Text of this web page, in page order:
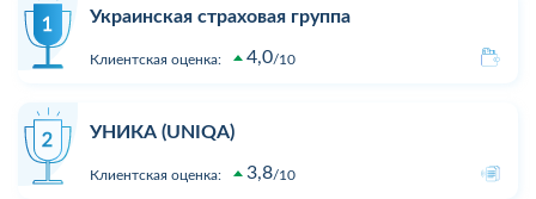
Украинская страховая группа
Клиентская оценка: 4,0 10
УНИКА (UNIQA)
Клиентская оценка: 3,8 10